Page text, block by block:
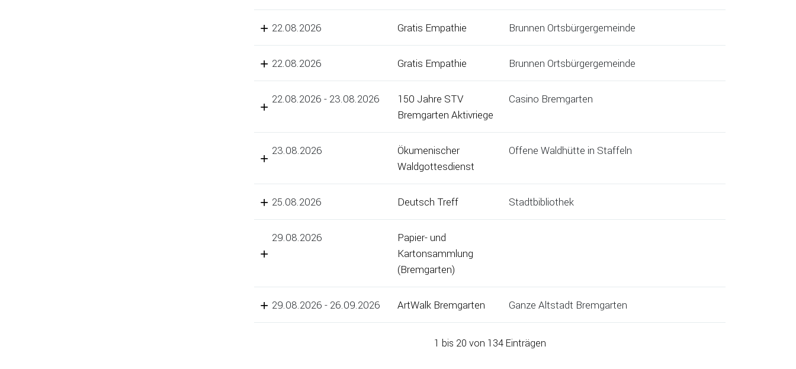
22.08.2026 Gratis Empathie Brunnen Ortsbürgergemeinde
22.08.2026 Gratis Empathie Brunnen Ortsbürgergemeinde
22.08.2026 - 23.08.2026
150 Jahre STV
Bremgarten Aktivriege
Casino Bremgarten
23.08.2026
Ökumenischer
Waldgottesdienst
Offene Waldhütte in Staffeln
25.08.2026 Deutsch Treff Stadtbibliothek
29.08.2026
Papier- und
Kartonsammlung
(Bremgarten)
29.08.2026 - 26.09.2026 ArtWalk Bremgarten Ganze Altstadt Bremgarten
1 bis 20 von 134 Einträgen